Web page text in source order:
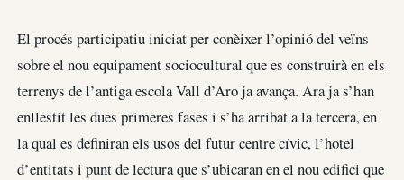
El procés participatiu iniciat per conèixer l’opinió del veïns
sobre el nou equipament sociocultural que es construirà en els
terrenys de l’antiga escola Vall d’Aro ja avança. Ara ja s’han
enllestit les dues primeres fases i s’ha arribat a la tercera, en
la qual es definiran els usos del futur centre cívic, l’hotel
d’entitats i punt de lectura que s’ubicaran en el nou edifici que